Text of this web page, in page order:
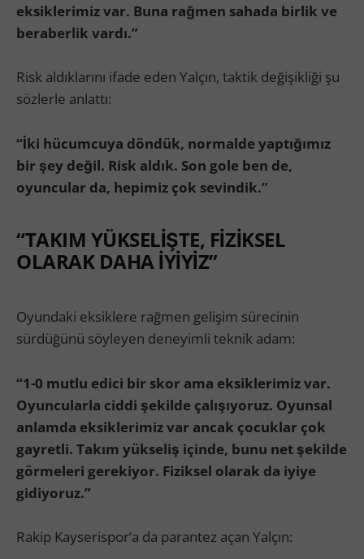
eksiklerimiz var. Buna rağmen sahada birlik ve
beraberlik vardı.”
Risk aldıklarını ifade eden Yalçın, taktik değişikliği şu
sözlerle anlattı:
“İki hücumcuya döndük, normalde yaptığımız
bir şey değil. Risk aldık. Son gole ben de,
oyuncular da, hepimiz çok sevindik.”
“TAKIM YÜKSELİŞTE, FİZİKSEL
OLARAK DAHA İYİYİZ”
Oyundaki eksiklere rağmen gelişim sürecinin
sürdüğünü söyleyen deneyimli teknik adam:
“1-0 mutlu edici bir skor ama eksiklerimiz var.
Oyuncularla ciddi şekilde çalışıyoruz. Oyunsal
anlamda eksiklerimiz var ancak çocuklar çok
gayretli. Takım yükseliş içinde, bunu net şekilde
görmeleri gerekiyor. Fiziksel olarak da iyiye
gidiyoruz.”
Rakip Kayserispor’a da parantez açan Yalçın: